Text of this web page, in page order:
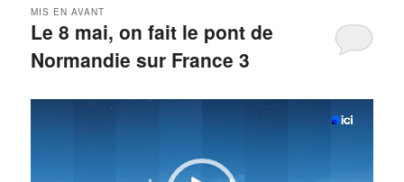
Le 8 mai, on fait le pont de
Normandie sur France 3
MIS EN AVANT